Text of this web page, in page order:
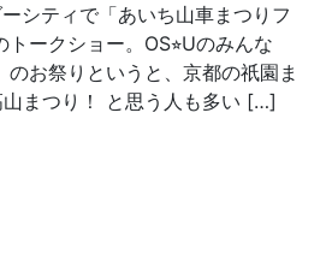
シティで「あいち山車まつりフ
ークショー。OS⭐︎Uのみんな
のお祭りというと、京都の祇園ま
まつり！ と思う人も多い […]